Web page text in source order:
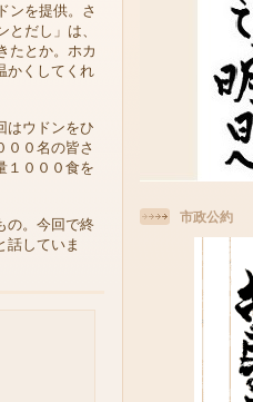
ンを提供。さ
とだし」は、
たとか。ホカ
かくしてくれ
はウドンをひ
００名の皆さ
１０００食を
の。今回で終
話していま
市政公約